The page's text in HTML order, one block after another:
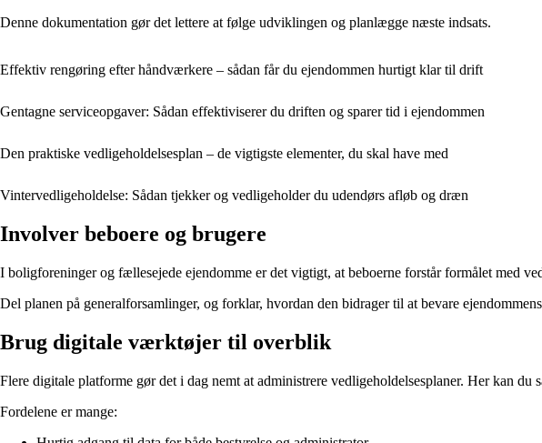
Denne dokumentation gør det lettere at følge udviklingen og planlægge næste indsats.
Effektiv rengøring efter håndværkere – sådan får du ejendommen hurtigt klar til drift
Gentagne serviceopgaver: Sådan effektiviserer du driften og sparer tid i ejendommen
Den praktiske vedligeholdelsesplan – de vigtigste elementer, du skal have med
Vintervedligeholdelse: Sådan tjekker og vedligeholder du udendørs afløb og dræn
Involver beboere og brugere
I boligforeninger og fællesejede ejendomme er det vigtigt, at beboerne forstår formålet med
Del planen på generalforsamlinger, og forklar, hvordan den bidrager til at bevare
Brug digitale værktøjer til overblik
Flere digitale platforme gør det i dag nemt at administrere vedligeholdelsesplaner. Her kan du
Fordelene er mange: